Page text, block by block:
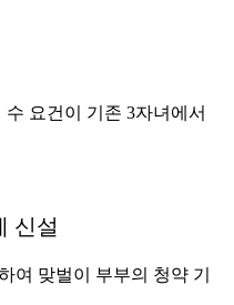
요건이 기존 3자녀에서
신설
여 맞벌이 부부의 청약 기